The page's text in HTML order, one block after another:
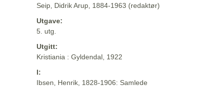
Seip, Didrik Arup, 1884-1963 (redaktør)
Utgave:
5. utg.
Utgitt:
Kristiania : Gyldendal, 1922
I:
Ibsen, Henrik, 1828-1906: Samlede